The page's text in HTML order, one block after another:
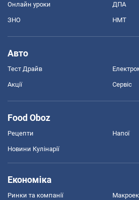
Онлайн уроки ДПА
ЗНО НМТ
Авто
Тест Драйв
Акції Сервіс
Food Oboz
Рецепти Напої
Новини Кулінарії
Економіка
Ринки та компанії